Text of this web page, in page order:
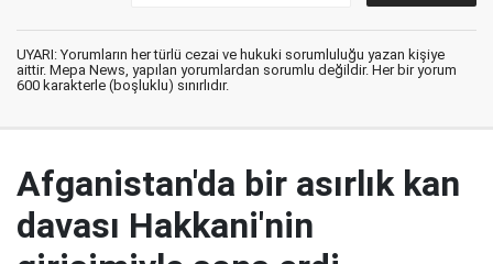
UYARI: Yorumların her türlü cezai ve hukuki sorumluluğu yazan kişiye
aittir. Mepa News, yapılan yorumlardan sorumlu değildir. Her bir yorum
600 karakterle (boşluklu) sınırlıdır.
Afganistan'da bir asırlık kan
davası Hakkani'nin